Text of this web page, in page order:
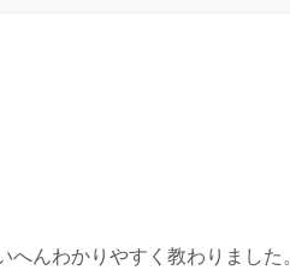
んわかりやすく教わりました。